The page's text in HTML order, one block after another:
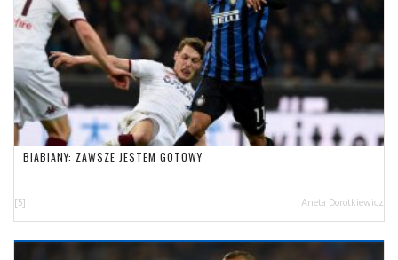
BIABIANY: ZAWSZE JESTEM GOTOWY
[5] Aneta Dorotkiewicz